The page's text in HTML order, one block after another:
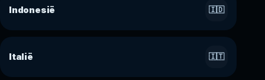
Indonesië 🇮🇩
Italië 🇮🇹